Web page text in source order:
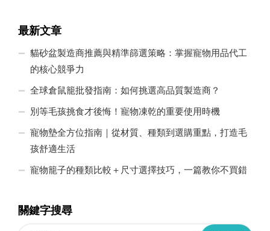
最新文章
貓砂盆製造商推薦與精準篩選策略：掌握寵物用品代工
的核心競爭力
全球倉鼠籠批發指南：如何挑選高品質製造商？
別等毛孩挑食才後悔！寵物凍乾的重要使用時機
寵物墊全方位指南｜從材質、種類到選購重點，打造毛
孩舒適生活
寵物籠子的種類比較＋尺寸選擇技巧，一篇教你不買錯
關鍵字搜尋